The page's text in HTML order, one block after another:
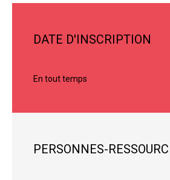
DATE D'INSCRIPTION
En tout temps
PERSONNES-